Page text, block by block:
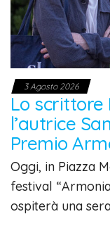
3 Agosto 2026
Lo scrittore
l’autrice
Premio
Oggi, in Piazza
festival
ospiterà una